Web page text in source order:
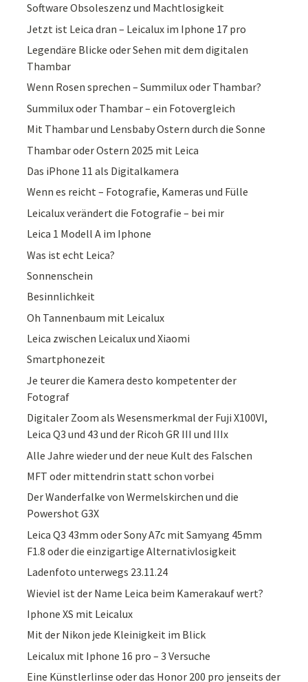
Software Obsoleszenz und Machtlosigkeit
Jetzt ist Leica dran – Leicalux im Iphone 17 pro
Legendäre Blicke oder Sehen mit dem digitalen
Thambar
Wenn Rosen sprechen – Summilux oder Thambar?
Summilux oder Thambar – ein Fotovergleich
Mit Thambar und Lensbaby Ostern durch die Sonne
Thambar oder Ostern 2025 mit Leica
Das iPhone 11 als Digitalkamera
Wenn es reicht – Fotografie, Kameras und Fülle
Leicalux verändert die Fotografie – bei mir
Leica 1 Modell A im Iphone
Was ist echt Leica?
Sonnenschein
Besinnlichkeit
Oh Tannenbaum mit Leicalux
Leica zwischen Leicalux und Xiaomi
Smartphonezeit
Je teurer die Kamera desto kompetenter der
Fotograf
Digitaler Zoom als Wesensmerkmal der Fuji X100VI,
Leica Q3 und 43 und der Ricoh GR III und IIIx
Alle Jahre wieder und der neue Kult des Falschen
MFT oder mittendrin statt schon vorbei
Der Wanderfalke von Wermelskirchen und die
Powershot G3X
Leica Q3 43mm oder Sony A7c mit Samyang 45mm
F1.8 oder die einzigartige Alternativlosigkeit
Ladenfoto unterwegs 23.11.24
Wieviel ist der Name Leica beim Kamerakauf wert?
Iphone XS mit Leicalux
Mit der Nikon jede Kleinigkeit im Blick
Leicalux mit Iphone 16 pro – 3 Versuche
Eine Künstlerlinse oder das Honor 200 pro jenseits der